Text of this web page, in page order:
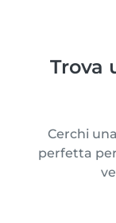
Trova
Cerchi
perfetta